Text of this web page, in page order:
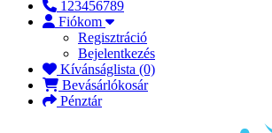
123456789
Fiókom
Regisztráció
Bejelentkezés
Kívánságlista (0)
Bevásárlókosár
Pénztár